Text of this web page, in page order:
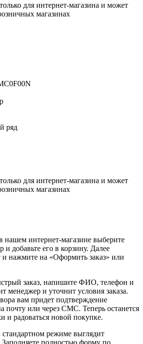
для интернет-магазина и может
магазинах
ряд
для интернет-магазина и может
магазинах
нашем интернет-магазине выберите
добавьте его в корзину. Далее
и нажмите на «Оформить заказ» или
заказ, напишите ФИО, телефон и
менеджер и уточнит условия заказа.
вам придет подтверждение
почту или через СМС. Теперь останется
и радоваться новой покупке.
режиме выглядит
полностью форму по